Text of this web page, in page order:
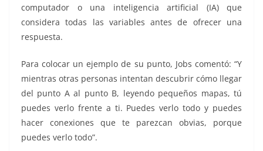
computador o una inteligencia artificial (IA) que
considera todas las variables antes de ofrecer una
respuesta.
Para colocar un ejemplo de su punto, Jobs comentó: “Y
mientras otras personas intentan descubrir cómo llegar
del punto A al punto B, leyendo pequeños mapas, tú
puedes verlo frente a ti. Puedes verlo todo y puedes
hacer conexiones que te parezcan obvias, porque
puedes verlo todo”.